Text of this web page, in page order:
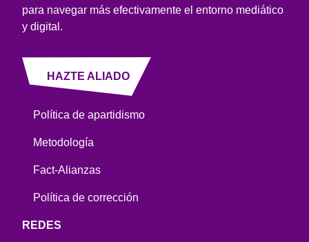
para navegar más efectivamente el entorno mediático
y digital.
HAZTE ALIADO
Política de apartidismo
Metodología
Fact-Alianzas
Política de corrección
REDES